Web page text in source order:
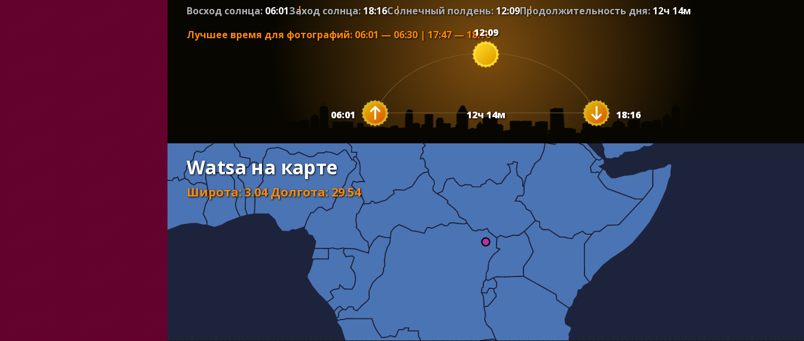
Восход солнца: 06:01Заход солнца: 18:16Солнечный полдень:12:09Продолжительность дня: 12ч 14м
Лучшее время для фотографий: 06:01 — 06:30| 17:47— 18:16
06:01 18:16
12:09
12ч14м
Watsa на карте
Широта:3.04 Долгота:29.54